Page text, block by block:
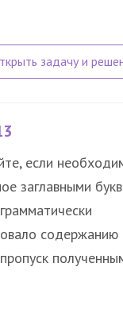
если
заглавными
содержанию